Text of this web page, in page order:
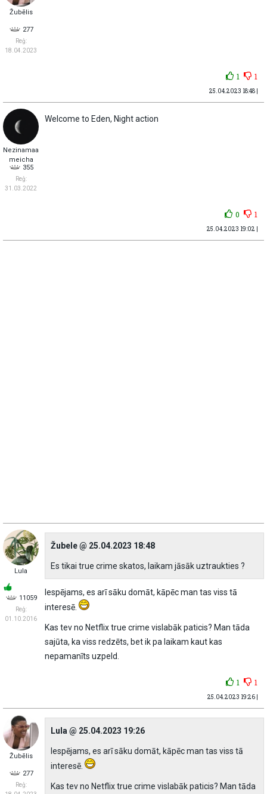
Žubēlis
277
Reģ:
18.04.2023
1 1
25.04.2023 18:48 |
Nezinamaa
meicha
355
Reģ:
31.03.2022
Welcome to Eden, Night action
0 1
25.04.2023 19:02 |
Lula
11059
Reģ:
01.10.2016
Žubele @ 25.04.2023 18:48
Es tikai true crime skatos, laikam jāsāk uztraukties ?
Iespējams, es arī sāku domāt, kāpēc man tas viss tā
interesē.
Kas tev no Netflix true crime vislabāk paticis? Man tāda
sajūta, ka viss redzēts, bet ik pa laikam kaut kas
nepamanīts uzpeld.
1 1
25.04.2023 19:26 |
Žubēlis
277
Reģ:
Lula @ 25.04.2023 19:26
Iespējams, es arī sāku domāt, kāpēc man tas viss tā
interesē.
Kas tev no Netflix true crime vislabāk paticis? Man tāda